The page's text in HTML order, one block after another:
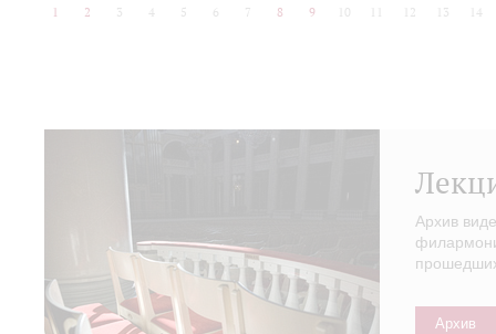
1 2 3 4 5 6 7 8 9 10 12 13 14
Архив
Архив